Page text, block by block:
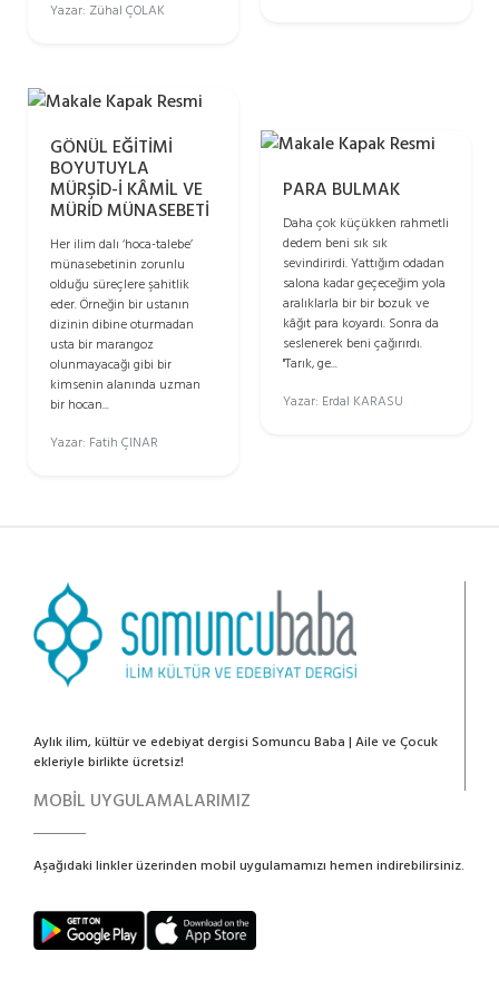
Yazar: Zühal ÇOLAK
GÖNÜL EĞİTİMİ
BOYUTUYLA
MÜRŞİD-İ KÂMİL VE
MÜRİD MÜNASEBETİ
Her ilim dalı ‘hoca-talebe’
münasebetinin zorunlu
olduğu süreçlere şahitlik
eder. Örneğin bir ustanın
dizinin dibine oturmadan
usta bir marangoz
olunmayacağı gibi bir
kimsenin alanında uzman
bir hocan...
Yazar: Fatih ÇINAR
PARA BULMAK
Daha çok küçükken rahmetli
dedem beni sık sık
sevindirirdi. Yattığım odadan
salona kadar geçeceğim yola
aralıklarla bir bir bozuk ve
kâğıt para koyardı. Sonra da
seslenerek beni çağırırdı.
"Tarık, ge...
Yazar: Erdal KARASU
Aylık ilim, kültür ve edebiyat dergisi Somuncu Baba | Aile ve Çocuk
ekleriyle birlikte ücretsiz!
MOBİL UYGULAMALARIMIZ
Aşağıdaki linkler üzerinden mobil uygulamamızı hemen indirebilirsiniz.